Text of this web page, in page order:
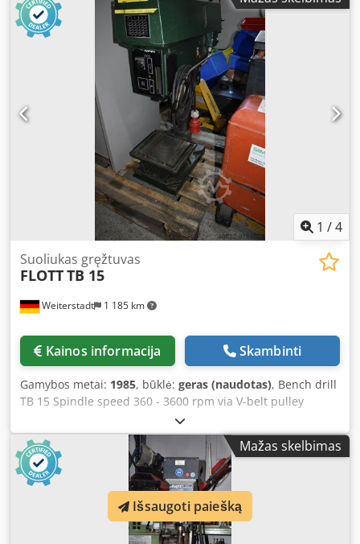
duomenys: Gamintojas: IXION Tipas: BT 13 Pagaminimo
metai: Sukimosi greitis: 480 – 850 – 1400 – 2300 – 4000
aps./min. Gręžimo galia: maks. 13 mm pliene Djdpfew Ug
Dqex Aamjwa Apatinio stalo dydis: 230 x 170 mm
Pasukamas stalas: 230 x 170 mm Gręžimo gylis: 70 mm
Įrankio tvirtinimas: B 16 arba MK 2 Iškyša: 180 mm T-
formos grioveliai: 10 mm Galia: 1,5 kW Svoris: 65 kg
Matmenys: I 0,4 x P 0,5 x A 0,855 m Visa informacija
pateikiama be garantijos. Demonstraciją prijungus prie
elektros galima atlikti bet kuriuo metu mūsų ekspozicijų
1 /4
Weiterstadt 1 185 km
Suoliukas gręžtuvas
FLOTTTB 15
Kainos informacija Skambinti
Gamybos metai: 1985, būklė: geras (naudotas), Bench drill
TB 15 Spindle speed 360 - 3600 rpm via V-belt pulley
Spindle taper MT 2 Dwsdpfx Aajk D Hrdemsa with
intermediate table Power supply 400 Volt
Mažas skelbimas
Išsaugoti paiešką